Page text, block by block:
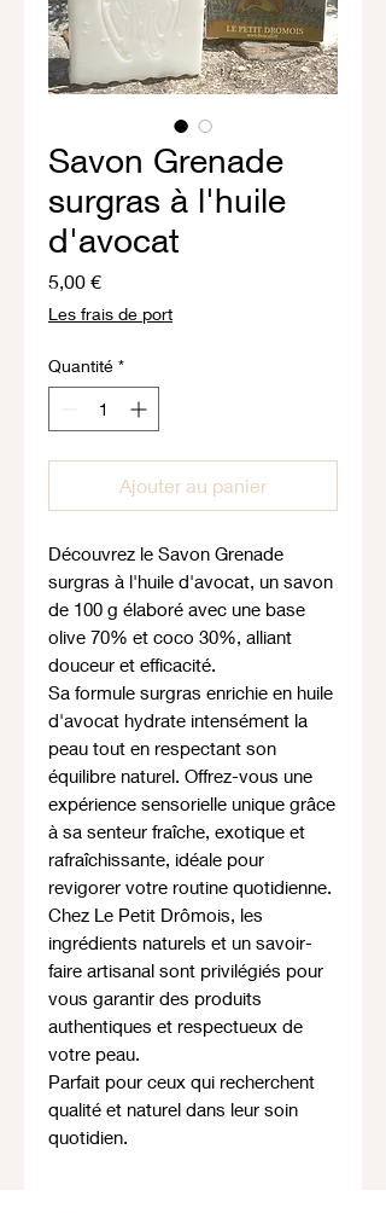
Savon Grenade
surgras à l'huile
d'avocat
5,00 €Prix
Les frais de port
Quantité *
Ajouter au panier
Découvrez le Savon Grenade
surgras à l'huile d'avocat, un savon
de 100 g élaboré avec une base
olive 70% et coco 30%, alliant
douceur et efficacité.
Sa formule surgras enrichie en huile
d'avocat hydrate intensément la
peau tout en respectant son
équilibre naturel. Offrez-vous une
expérience sensorielle unique grâce
à sa senteur fraîche, exotique et
rafraîchissante, idéale pour
revigorer votre routine quotidienne.
Chez Le Petit Drômois, les
ingrédients naturels et un savoir-
faire artisanal sont privilégiés pour
vous garantir des produits
authentiques et respectueux de
votre peau.
Parfait pour ceux qui recherchent
qualité et naturel dans leur soin
quotidien.